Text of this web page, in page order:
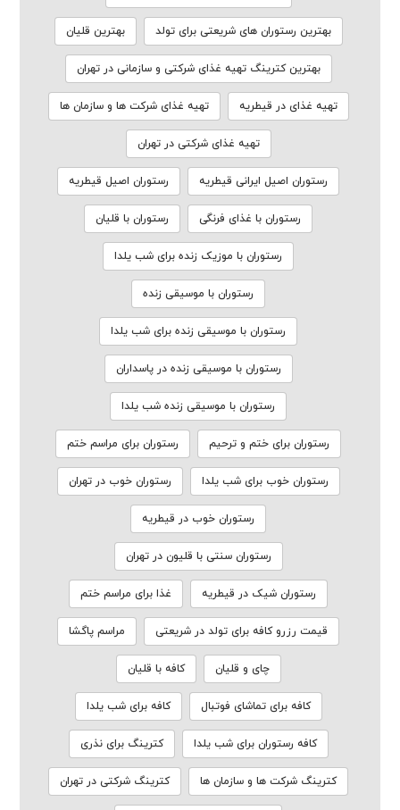
بهترین رستوران های شریعتی برای تولد بهترین قلیان
بهترین کترینگ تهیه غذای شرکتی و سازمانی در تهران
تهیه غذای در قیطریه تهیه غذای شرکت ها و سازمان ها
تهیه غذای شرکتی در تهران
رستوران اصیل ایرانی قیطریه رستوران اصیل قیطریه
رستوران با غذای فرنگی رستوران با قلیان
رستوران با موزیک زنده برای شب یلدا
رستوران با موسیقی زنده
رستوران با موسیقی زنده برای شب یلدا
رستوران با موسیقی زنده در پاسداران
رستوران با موسیقی زنده شب یلدا
رستوران برای ختم و ترحیم رستوران برای مراسم ختم
رستوران خوب برای شب یلدا رستوران خوب در تهران
رستوران خوب در قیطریه
رستوران سنتی با قلیون در تهران
رستوران شیک در قیطریه غذا برای مراسم ختم
قیمت رزرو کافه برای تولد در شریعتی مراسم پاگشا
چای و قلیان کافه با قلیان
کافه برای تماشای فوتبال کافه برای شب یلدا
کافه رستوران برای شب یلدا کترینگ برای نذری
کترینگ شرکت ها و سازمان ها کترینگ شرکتی در تهران